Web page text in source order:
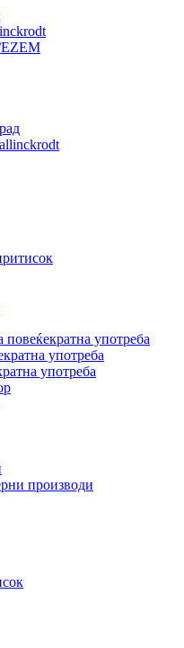
употреба
употреба
употреба
производи